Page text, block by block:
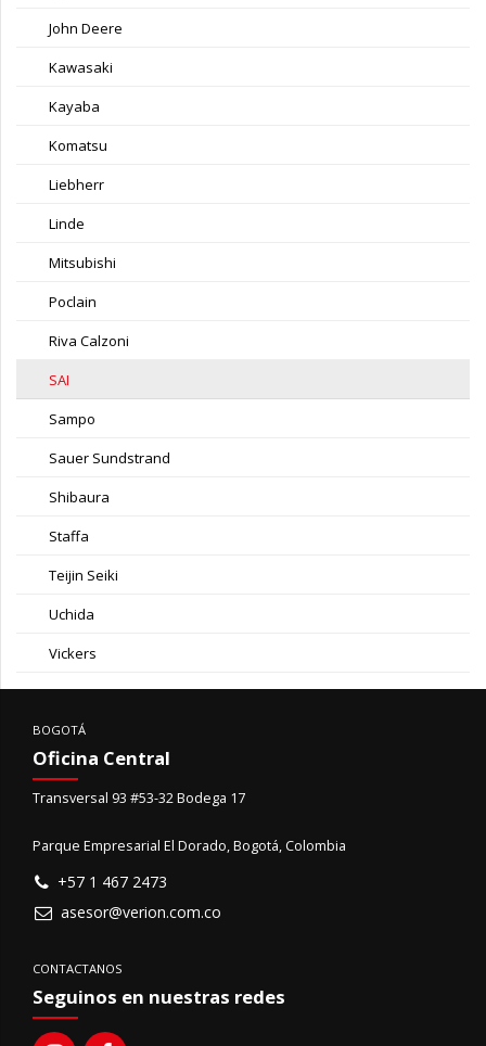
John Deere
Kawasaki
Kayaba
Komatsu
Liebherr
Linde
Mitsubishi
Poclain
Riva Calzoni
SAI
Sampo
Sauer Sundstrand
Shibaura
Staffa
Teijin Seiki
Uchida
Vickers
BOGOTÁ
Oficina Central
Transversal 93 #53-32 Bodega 17
Parque Empresarial El Dorado, Bogotá, Colombia
+57 1 467 2473
asesor@verion.com.co
CONTACTANOS
Seguinos en nuestras redes